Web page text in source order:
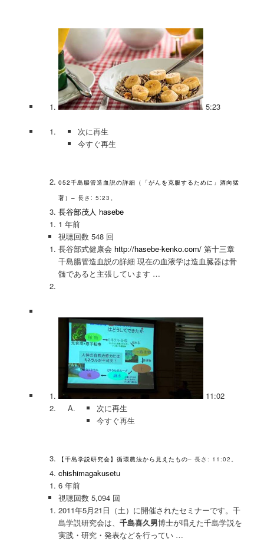
5:23
次に再生
今すぐ再生
052千島腸管造血説の詳細（「がんを克服するために」酒向猛
著）– 長さ: 5:23。
長谷部茂人 hasebe
1 年前
視聴回数 548 回
長谷部式健康会 http://hasebe-kenko.com/ 第十三章
千島腸管造血説の詳細 現在の血液学は造血臓器は骨
髄であると主張しています …
11:02
次に再生
今すぐ再生
【千島学説研究会】循環農法から見えたもの– 長さ: 11:02。
chishimagakusetu
6 年前
視聴回数 5,094 回
2011年5月21日（土）に開催されたセミナーです。千
島学説研究会は、千島喜久男博士が唱えた千島学説を
実践・研究・発表などを行ってい …